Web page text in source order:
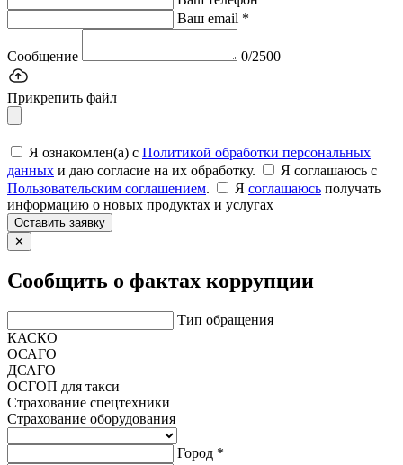
Ваш email *
Сообщение 0/2500
Прикрепить файл
Я ознакомлен(а) с Политикой обработки персональных
данных и даю согласие на их обработку.
Я соглашаюсь c
Пользовательским соглашением. Я соглашаюсь получать
информацию о новых продуктах и услугах
Оставить заявку
✕
Сообщить о фактах коррупции
Тип обращения
КАСКО
ОСАГО
ДСАГО
ОСГОП для такси
Страхование спецтехники
Страхование оборудования
Город *